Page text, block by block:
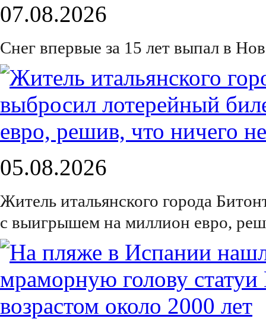
07.08.2026
Снег впервые за 15 лет выпал в
05.08.2026
Житель итальянского города
с выигрышем на миллион евро,